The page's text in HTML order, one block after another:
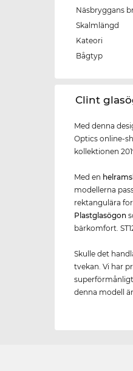
Näsbryggans
Skalmlängd
Kateori
Bågtyp
‌Clint
Med denna
Optics online-
kollektionen
Med en
modellerna
rektangulära
Plastglasögon
bärkomfort.
Skulle det
tvekan. Vi har
denna modell